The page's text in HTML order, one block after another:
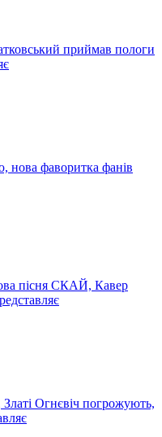
приймав пологи
нова фаворитка фанів
пісня СКАЙ, Кавер
Огнєвіч погрожують,